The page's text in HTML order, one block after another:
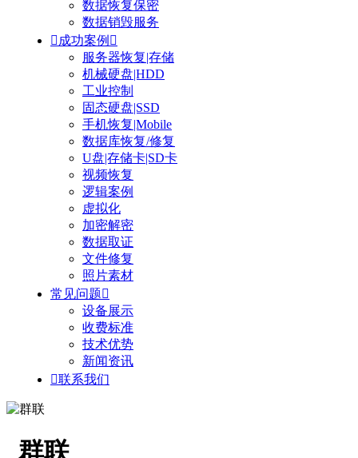
数据恢复保密
数据销毁服务
 成功案例 
服务器恢复|存储
机械硬盘|HDD
工业控制
固态硬盘|SSD
手机恢复|Mobile
数据库恢复/修复
U盘|存储卡|SD卡
视频恢复
逻辑案例
虚拟化
加密解密
数据取证
文件修复
照片素材
常见问题
设备展示
收费标准
技术优势
新闻资讯
联系我们
群联